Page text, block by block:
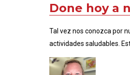
Done hoy a
Tal vez nos conozca por
actividades saludables.